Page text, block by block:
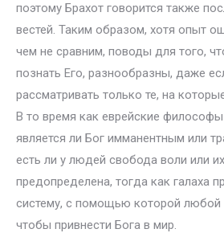
поэтому Брахот говорится также
вестей. Таким образом, хотя опыт
чем не сравним, поводы для того,
познать Его, разнообразны, даже
рассматривать только те, на
В то время как еврейские
является ли Бог имманентным или
есть ли у людей свобода воли или
предопределена, тогда как галаха
систему, с помощью которой любой
чтобы привнести Бога в мир.